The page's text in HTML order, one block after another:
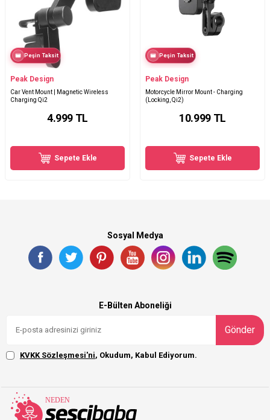
Peşin Taksit
Peak Design
Car Vent Mount | Magnetic Wireless
Charging Qi2
4.999 TL
Sepete Ekle
Peşin Taksit
Peak Design
Motorcycle Mirror Mount - Charging
(Locking, Qi2)
10.999TL
Sepete Ekle
Sosyal Medya
E-Bülten Aboneliği
Gönder
KVKK Sözleşmesi'ni, Okudum, Kabul Ediyorum.